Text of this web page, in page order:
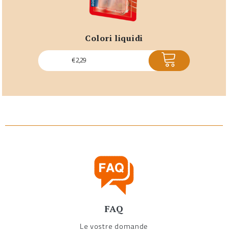
colori liquidi
€2,29 ACQUISTA
FAQ
Le vostre domande